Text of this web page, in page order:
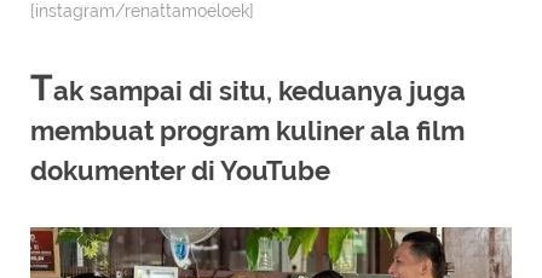
[instagram/renattamoeloek]
Tak sampai di situ, keduanya juga
membuat program kuliner ala film
dokumenter di YouTube